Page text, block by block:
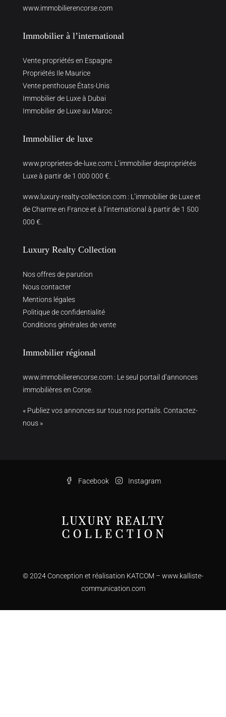
www.immobilierencorse.com
Immobilier à l’international
Vente propriétés en Espagne
Propriétés Ile Maurice
Vente penthouse États-Unis
Immobilier de Luxe à Dubai
Immobilier de Luxe au Maroc
Immobilier de luxe
www.proprietes-de-luxe.com: L’immobilier despropriétés
Luxe à partir de 1 000 000 €.
www.luxury-realty-collection.com : L’immobilier de Luxe et
de Charme en France et à l’international à partir de 1 500
000 €.
Luxury Realty Collection
Nos offres de parution
Nous contacter
Mentions légales
Politique de confidentialité
Conditions générales de vente
Immobilier régional
www.immobilierencorse.com : Le seul portail d’annonces
immobilières en Corse.
« Publiez vos annonces sur tous nos portails. Contactez-
nous »
Facebook Instagram
© 2024 Conception et réalisation KATCOM – www.kalliste-
communication.com